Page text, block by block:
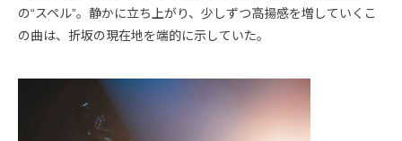
の“スペル”。静かに立ち上がり、少しずつ高揚感を増していくこ
の曲は、折坂の現在地を端的に示していた。